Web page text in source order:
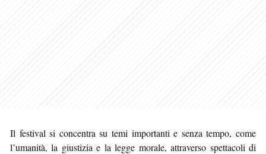
Il festival si concentra su temi importanti e senza tempo, come
l’umanità, la giustizia e la legge morale, attraverso spettacoli di